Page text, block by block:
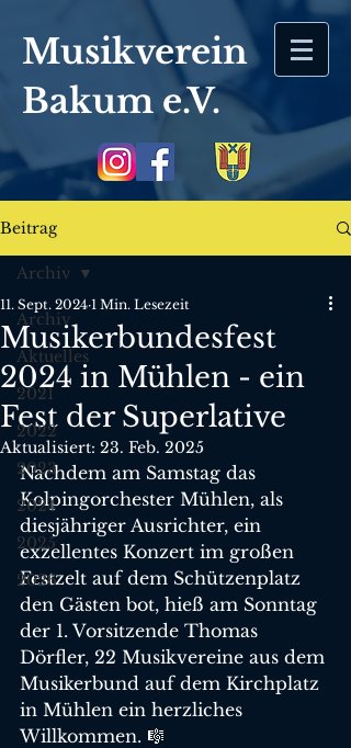
Musikverein
Bakum e.V.
Beitrag
Archiv
Aktuelles
2021
2022
2023
2024
2025
2026
Archiv
Musikerbundesfest
2024 in Mühlen - ein
Fest der Superlative
11. Sept. 2024 1 Min. Lesezeit
Aktualisiert: 23. Feb. 2025
Nachdem am Samstag das
Kolpingorchester Mühlen, als
diesjähriger Ausrichter, ein
exzellentes Konzert im großen
Festzelt auf dem Schützenplatz
den Gästen bot, hieß am Sonntag
der 1. Vorsitzende Thomas
Dörfler, 22 Musikvereine aus dem
Musikerbund auf dem Kirchplatz
in Mühlen ein herzliches
Willkommen. 🎼